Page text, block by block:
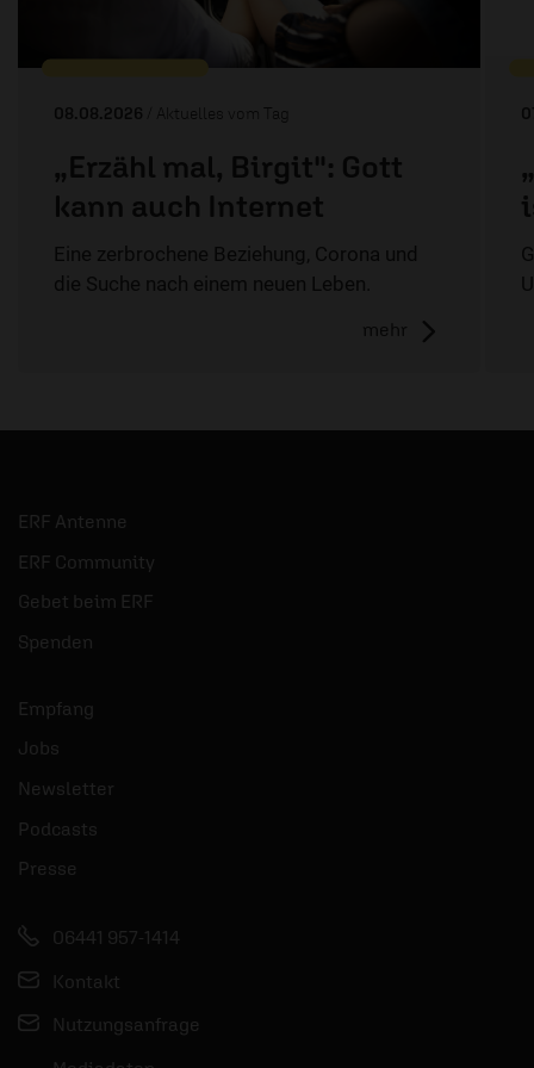
08.08.2026 / Aktuelles vom Tag
„Erzähl mal, Birgit": Gott
kann auch Internet
Eine zerbrochene Beziehung, Corona und
die Suche nach einem neuen Leben.
mehr
ERF Antenne
ERF Community
Gebet beim ERF
Spenden
Empfang
Jobs
Newsletter
Podcasts
Presse
06441 957-1414
Kontakt
Nutzungsanfrage